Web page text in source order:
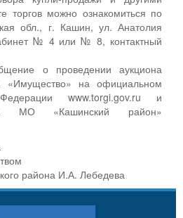
торгов можно ознакомиться по
обл., г. Кашин, ул. Анатолия
№ 4 или № 8, контактный
о проведении аукциона
«Имущество» на официальном
www.torgi.gov.ru и
МО «Кашинский район»
района И.А. Лебедева